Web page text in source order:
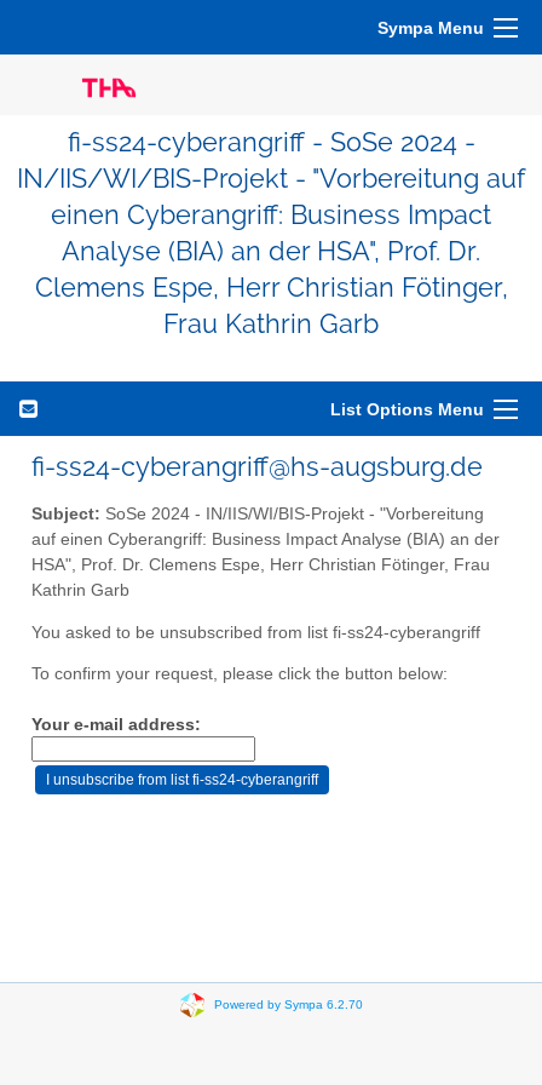
Sympa Menu
fi-ss24-cyberangriff - SoSe 2024 -
IN/IIS/WI/BIS-Projekt - "Vorbereitung auf
einen Cyberangriff: Business Impact
Analyse (BIA) an der HSA", Prof. Dr.
Clemens Espe, Herr Christian Fötinger,
Frau Kathrin Garb
List Options Menu
fi-ss24-cyberangriff@hs-augsburg.de
Subject: SoSe 2024 - IN/IIS/WI/BIS-Projekt - "Vorbereitung
auf einen Cyberangriff: Business Impact Analyse (BIA) an der
HSA", Prof. Dr. Clemens Espe, Herr Christian Fötinger, Frau
Kathrin Garb
You asked to be unsubscribed from list fi-ss24-cyberangriff
To confirm your request, please click the button below:
Your e-mail address:
Powered by Sympa 6.2.70